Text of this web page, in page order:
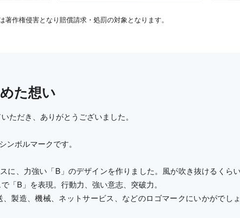
作権侵害となり賠償請求・処罰の対象となります。
た想い
ただき、ありがとうございました。
ンボルマークです。
に、力強い「B」のデザインを作りました。風が吹き抜けるくらい
「B」を表現。行動力、強い意志、突破力。
製造、機械、ネットサービス、などのロゴマークにいかがでしょ